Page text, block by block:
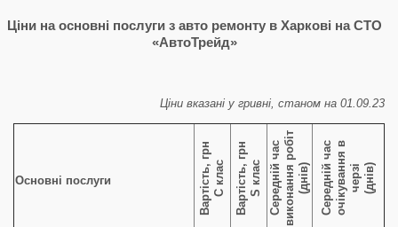
Ціни на основні послуги з авто ремонту в Харкові на СТО
«АвтоТрейд»
Ціни вказані у гривні, станом на 01.09.23
Основні послуги Вартість, грнС клас Вартість, грнS клас Середній часвиконання робіт(днів) Середній часо
ч
і
к
у
в
ан
н
я
в
ч
е
р
зі(днів)